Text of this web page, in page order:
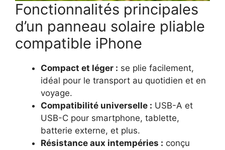
Fonctionnalités principales
d’un panneau solaire pliable
compatible iPhone
Compact et léger : se plie facilement,
idéal pour le transport au quotidien et en
voyage.
Compatibilité universelle : USB-A et
USB-C pour smartphone, tablette,
batterie externe, et plus.
Résistance aux intempéries : conçu